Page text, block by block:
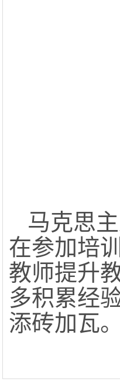
马克思
在参加培
教师提升
多积累经
添砖加瓦。